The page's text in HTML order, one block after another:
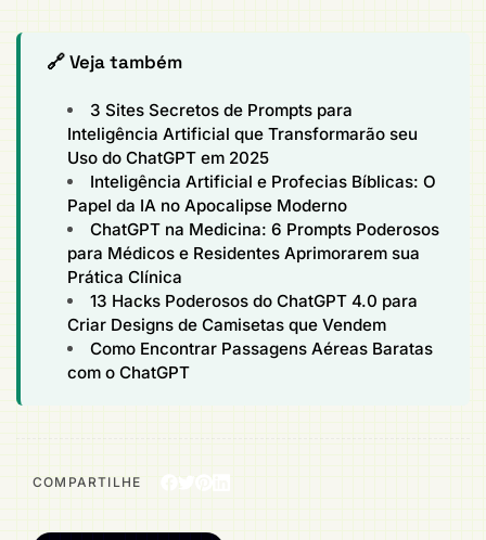
🔗 Veja também
3 Sites Secretos de Prompts para
Inteligência Artificial que Transformarão seu
Uso do ChatGPT em 2025
Inteligência Artificial e Profecias Bíblicas: O
Papel da IA no Apocalipse Moderno
ChatGPT na Medicina: 6 Prompts Poderosos
para Médicos e Residentes Aprimorarem sua
Prática Clínica
13 Hacks Poderosos do ChatGPT 4.0 para
Criar Designs de Camisetas que Vendem
Como Encontrar Passagens Aéreas Baratas
com o ChatGPT
COMPARTILHE